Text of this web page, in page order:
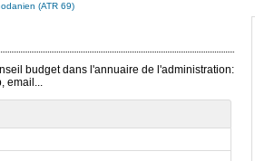
(ATR 69)
budget dans l'annuaire de l'administration:
email...